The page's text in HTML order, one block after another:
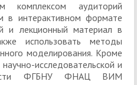
комплексом аудиторий
в интерактивном формате
и лекционный материал в
использовать методы
моделирования. Кроме
исследовательской и
ФГБНУ ФНАЦ ВИМ